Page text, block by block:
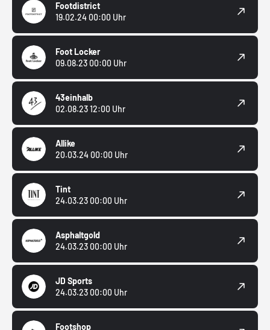
Footdistrict
19.02.24 00:00 Uhr
Foot Locker
09.08.23 00:00 Uhr
43einhalb
02.08.23 12:00 Uhr
Allike
20.03.24 00:00 Uhr
Tint
24.03.23 00:00 Uhr
Asphaltgold
24.03.23 00:00 Uhr
JD Sports
24.03.23 00:00 Uhr
Footshop